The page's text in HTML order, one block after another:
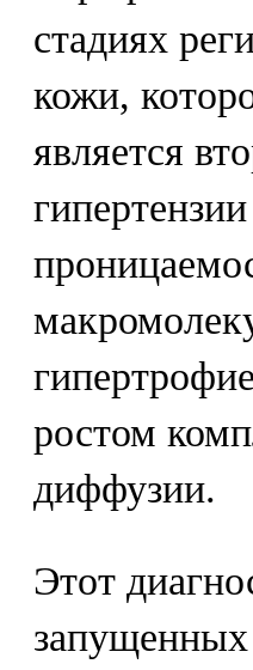
стадиях
кожи,
является
ростом
диффузии.
Этот
запущенных